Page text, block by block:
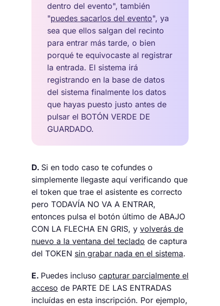
dentro del evento", también
"puedes sacarlos del evento", ya
sea que ellos salgan del recinto
para entrar más tarde, o bien
porqué te equivocaste al registrar
la entrada. El sistema irá
registrando en la base de datos
del sistema finalmente los datos
que hayas puesto justo antes de
pulsar el BOTÓN VERDE DE
GUARDADO.
D. Si en todo caso te cofundes o
simplemente llegaste aquí verificando que
el token que trae el asistente es correcto
pero TODAVÍA NO VA A ENTRAR,
entonces pulsa el botón último de ABAJO
CON LA FLECHA EN GRIS, y volverás de
nuevo a la ventana del teclado de captura
del TOKEN sin grabar nada en el sistema.
E. Puedes incluso capturar parcialmente el
acceso de PARTE DE LAS ENTRADAS
incluídas en esta inscripción. Por ejemplo,